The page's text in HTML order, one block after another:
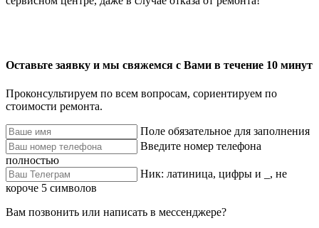
Оставьте заявку и мы свяжемся с Вами в течение 10 минут
Проконсультируем по всем вопросам, сориентируем по
стоимости ремонта.
Поле обязательное для заполнения
Введите номер телефона
полностью
Ник: латиница, цифры и _, не
короче 5 символов
Вам позвонить или написать в мессенджере?